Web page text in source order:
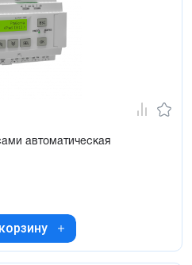
автоматическая